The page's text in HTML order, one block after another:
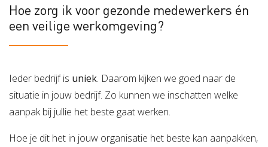
Hoe zorg ik voor gezonde medewerkers én
een veilige werkomgeving?
Ieder bedrijf is uniek. Daarom kijken we goed naar de
situatie in jouw bedrijf. Zo kunnen we inschatten welke
aanpak bij jullie het beste gaat werken.
Hoe je dit het in jouw organisatie het beste kan aanpakken,